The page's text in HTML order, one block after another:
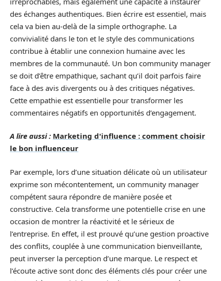
des échanges authentiques. Bien écrire est essentiel, mais
cela va bien au-delà de la simple orthographe. La
convivialité dans le ton et le style des communications
contribue à établir une connexion humaine avec les
membres de la communauté. Un bon community manager
se doit d’être empathique, sachant qu’il doit parfois faire
face à des avis divergents ou à des critiques négatives.
Cette empathie est essentielle pour transformer les
commentaires négatifs en opportunités d’engagement.
A lire aussi : Marketing d'influence : comment choisir
le bon influenceur
Par exemple, lors d’une situation délicate où un utilisateur
exprime son mécontentement, un community manager
compétent saura répondre de manière posée et
constructive. Cela transforme une potentielle crise en une
occasion de montrer la réactivité et le sérieux de
l’entreprise. En effet, il est prouvé qu’une gestion proactive
des conflits, couplée à une communication bienveillante,
peut inverser la perception d’une marque. Le respect et
l’écoute active sont donc des éléments clés pour créer une